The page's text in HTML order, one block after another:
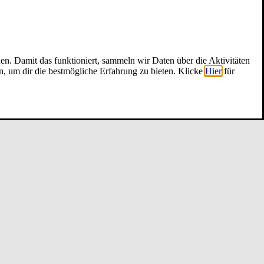
Damit das funktioniert, sammeln wir Daten über die Aktivitäten
um dir die bestmögliche Erfahrung zu bieten. Klicke Hier für